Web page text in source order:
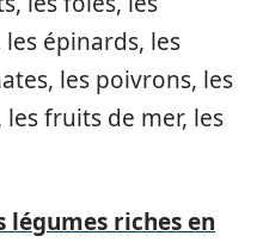
épinards, les
les poivrons, les
fruits de mer, les
légumes riches en